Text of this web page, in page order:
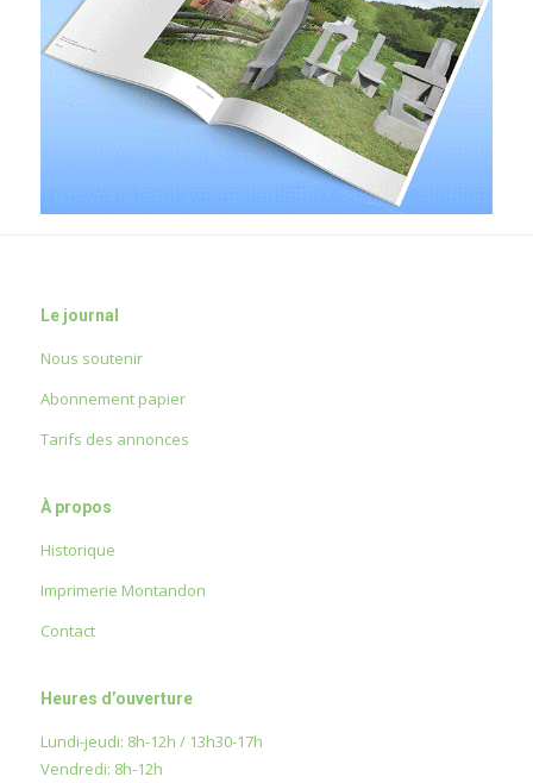
Le journal
Nous soutenir
Abonnement papier
Tarifs des annonces
À propos
Historique
Imprimerie Montandon
Contact
Heures d’ouverture
Lundi-jeudi: 8h-12h / 13h30-17h
Vendredi: 8h-12h